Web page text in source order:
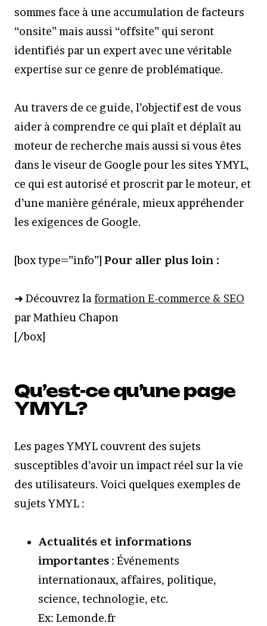
sommes face à une accumulation de facteurs
“onsite” mais aussi “offsite” qui seront
identifiés par un expert avec une véritable
expertise sur ce genre de problématique.
Au travers de ce guide, l’objectif est de vous
aider à comprendre ce qui plaît et déplaît au
moteur de recherche mais aussi si vous êtes
dans le viseur de Google pour les sites YMYL,
ce qui est autorisé et proscrit par le moteur, et
d’une manière générale, mieux appréhender
les exigences de Google.
[box type=”info”] Pour aller plus loin :
➜ Découvrez la formation E-commerce & SEO
par Mathieu Chapon
[/box]
Qu’est-ce qu’une page
YMYL?
Les pages YMYL couvrent des sujets
susceptibles d’avoir un impact réel sur la vie
des utilisateurs. Voici quelques exemples de
sujets YMYL :
Actualités et informations
importantes : Événements
internationaux, affaires, politique,
science, technologie, etc.
Ex: Lemonde.fr